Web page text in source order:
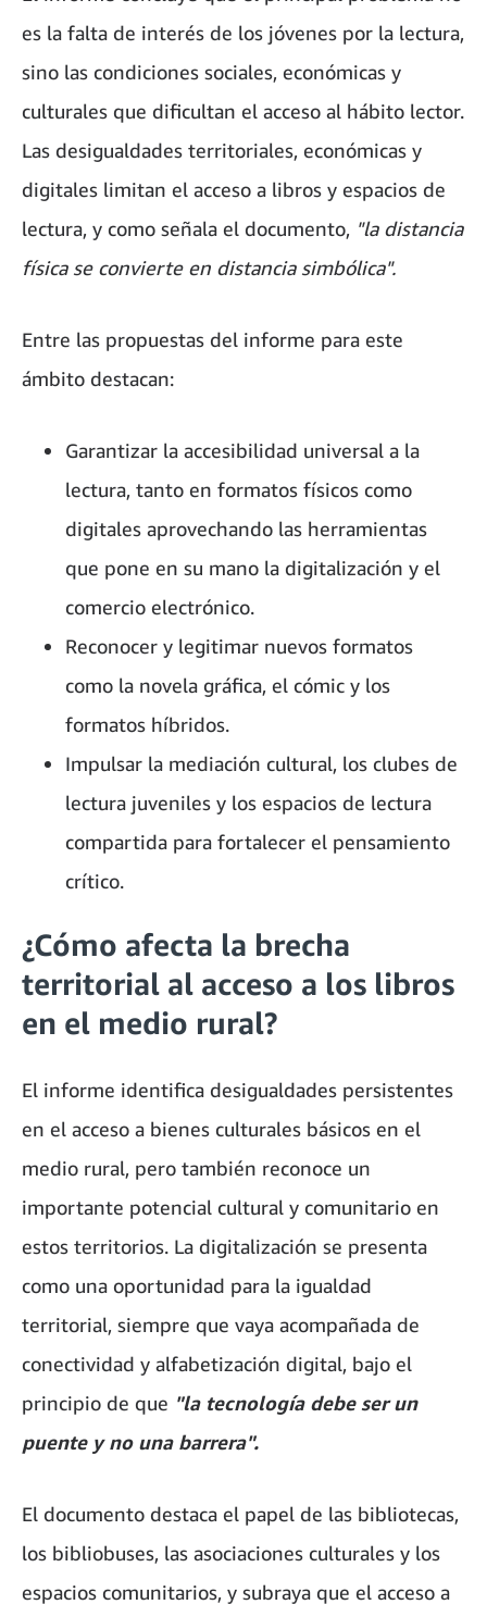
es la falta de interés de los jóvenes por la lectura,
sino las condiciones sociales, económicas y
culturales que dificultan el acceso al hábito lector.
Las desigualdades territoriales, económicas y
digitales limitan el acceso a libros y espacios de
lectura, y como señala el documento, "la distancia
física se convierte en distancia simbólica".
Entre las propuestas del informe para este
ámbito destacan:
Garantizar la accesibilidad universal a la
lectura, tanto en formatos físicos como
digitales aprovechando las herramientas
que pone en su mano la digitalización y el
comercio electrónico.
Reconocer y legitimar nuevos formatos
como la novela gráfica, el cómic y los
formatos híbridos.
Impulsar la mediación cultural, los clubes de
lectura juveniles y los espacios de lectura
compartida para fortalecer el pensamiento
crítico.
¿Cómo afecta la brecha
territorial al acceso a los libros
en el medio rural?
El informe identifica desigualdades persistentes
en el acceso a bienes culturales básicos en el
medio rural, pero también reconoce un
importante potencial cultural y comunitario en
estos territorios. La digitalización se presenta
como una oportunidad para la igualdad
territorial, siempre que vaya acompañada de
conectividad y alfabetización digital, bajo el
principio de que "la tecnología debe ser un
puente y no una barrera".
El documento destaca el papel de las bibliotecas,
los bibliobuses, las asociaciones culturales y los
espacios comunitarios, y subraya que el acceso a